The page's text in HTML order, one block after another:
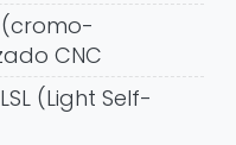
CNC
(Light Self-